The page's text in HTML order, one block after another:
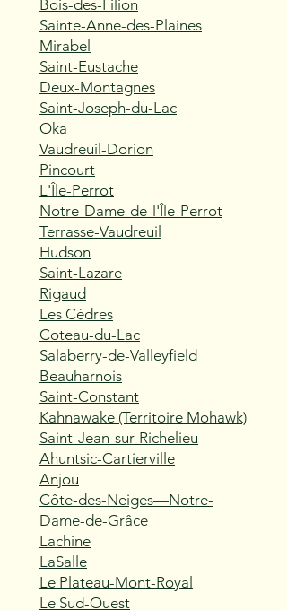
Bois-des-Filion
Sainte-Anne-des-Plaines
Mirabel
Saint-Eustache
Deux-Montagnes
Saint-Joseph-du-Lac
Oka
Vaudreuil-Dorion
Pincourt
L'Île-Perrot
Notre-Dame-de-l'Île-Perrot
Terrasse-Vaudreuil
Hudson
Saint-Lazare
Rigaud
Les Cèdres
Coteau-du-Lac
Salaberry-de-Valleyfield
Beauharnois
Saint-Constant
Kahnawake (Territoire Mohawk)
Saint-Jean-sur-Richelieu
Ahuntsic-Cartierville
Anjou
Côte-des-Neiges—Notre-
Dame-de-Grâce
Lachine
LaSalle
Le Plateau-Mont-Royal
Le Sud-Ouest